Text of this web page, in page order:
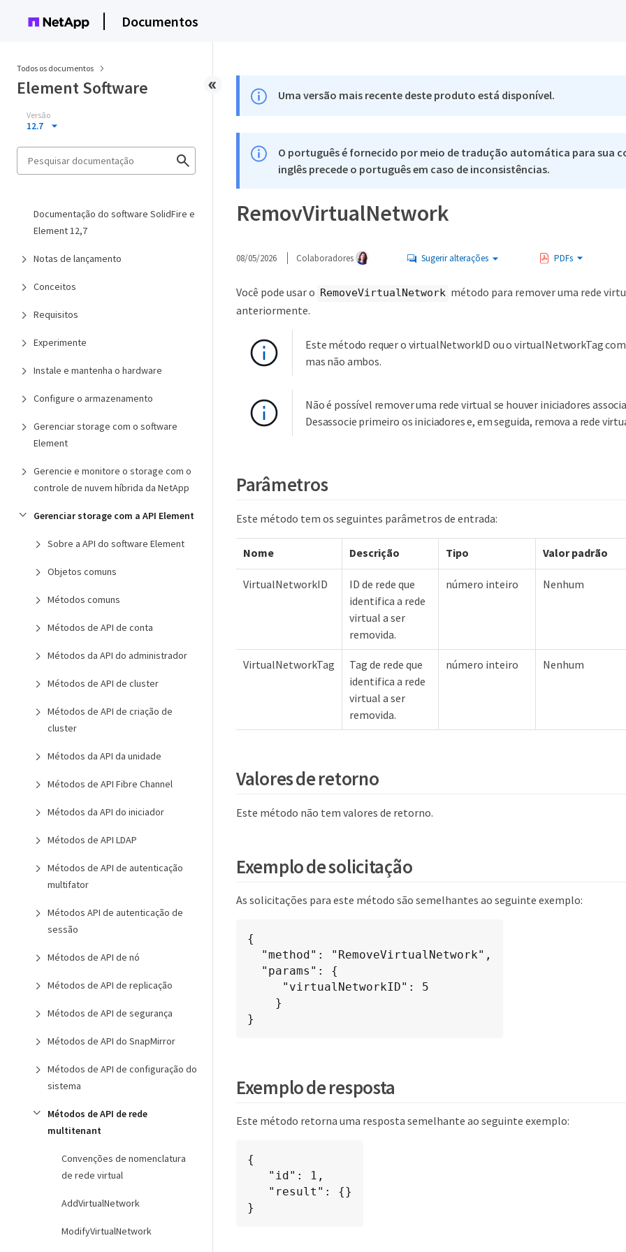
Documentos
Todos os documentos
Element Software
Versão
12.7
Documentação do software SolidFire e
Element 12,7
Notas de lançamento
Conceitos
Requisitos
Experimente
Instale e mantenha o hardware
Configure o armazenamento
Gerenciar storage com o software
Element
Gerencie e monitore o storage com o
controle de nuvem híbrida da NetApp
Gerenciar storage com a API Element
Sobre a API do software Element
Objetos comuns
Métodos comuns
Métodos de API de conta
Métodos da API do administrador
Métodos de API de cluster
Métodos de API de criação de
cluster
Métodos da API da unidade
Métodos de API Fibre Channel
Métodos da API do iniciador
Métodos de API LDAP
Métodos de API de autenticação
multifator
Métodos API de autenticação de
sessão
Métodos de API de nó
Métodos de API de replicação
Métodos de API de segurança
Métodos de API do SnapMirror
Métodos de API de configuração do
sistema
Métodos de API de rede
multitenant
Convenções de nomenclatura
de rede virtual
AddVirtualNetwork
ModifyVirtualNetwork
Uma versão mais recente deste produto está disponível.
O português é fornecido por meio de tradução automática para sua
inglês precede o português em caso de inconsistências.
RemovVirtualNetwork
08/05/2026 Colaboradores Sugerir alterações PDFs
Você pode usar o RemoveVirtualNetwork método para remover uma rede
anteriormente.
Este método requer o virtualNetworkID ou o virtualNetworkTag
mas não ambos.
Não é possível remover uma rede virtual se houver iniciadores
Desassocie primeiro os iniciadores e, em seguida, remova a rede
Parâmetros
Este método tem os seguintes parâmetros de entrada:
Nome Descrição Tipo Valor padrão
VirtualNetworkID
ID de rede que
identifica a rede
virtual a ser
removida.
número inteiro Nenhum
VirtualNetworkTag
Tag de rede que
identifica a rede
virtual a ser
removida.
número inteiro Nenhum
Valores de retorno
Este método não tem valores de retorno.
Exemplo de solicitação
As solicitações para este método são semelhantes ao seguinte exemplo:
{
}
Exemplo de resposta
Este método retorna uma resposta semelhante ao seguinte exemplo:
{
}